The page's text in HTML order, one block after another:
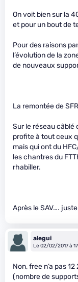
On voit bien sur la
et pour un bout de
Pour des raisons
l’évolution de la
de nouveaux
La remontée de
Sur le réseau câblé
profite à tout ceux
mais qui ont du
les chantres du
rhabiller.
Après le SAV….
alegui
Le 02/02/2017 à
Non, free n’a pas
(nombre de